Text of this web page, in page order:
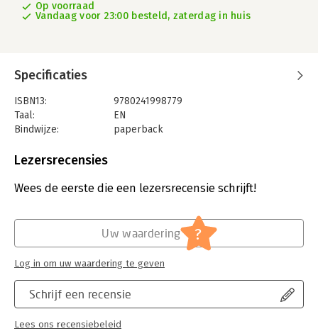
Op voorraad
Vandaag voor 23:00 besteld, zaterdag in huis
Specificaties
ISBN13:
9780241998779
Taal:
EN
Bindwijze:
paperback
Uitgever:
Lezersrecensies
Wees de eerste die een lezersrecensie schrijft!
Schrijf een recensie
Lees ons recensiebeleid
Uw waardering ?
Log in om uw waardering te geven